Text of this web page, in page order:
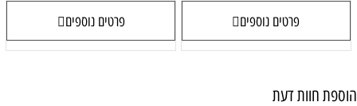
פרטים נוספים פרטים נוספים
הוספת חוות דעת